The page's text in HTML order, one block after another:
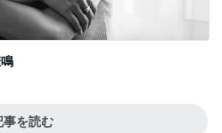
ーナスの差額170万円
1日前
10時間前